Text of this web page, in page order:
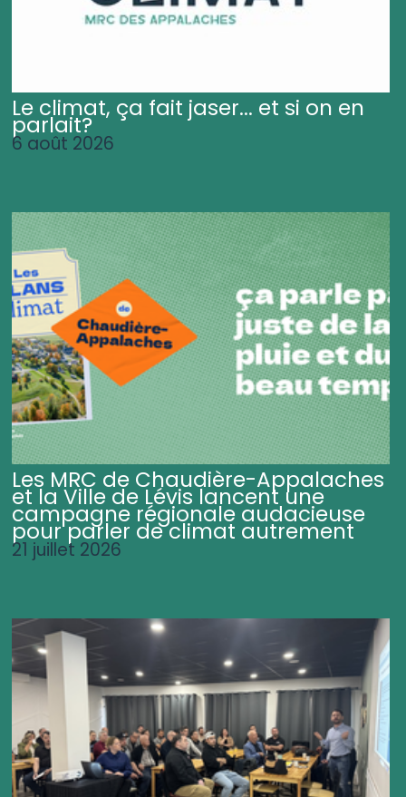
Le climat, ça fait jaser... et si on en
parlait?
6 août 2026
Les MRC de Chaudière-Appalaches
et la Ville de Lévis lancent une
campagne régionale audacieuse
pour parler de climat autrement
21 juillet 2026